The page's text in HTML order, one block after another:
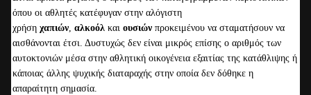
όπου οι αθλητές κατέφυγαν στην αλόγιστη
χρήση χαπιών, αλκοόλ και ουσιών προκειμένου να σταματήσουν να
αισθάνονται έτσι. Δυστυχώς δεν είναι μικρός επίσης ο αριθμός των
αυτοκτονιών μέσα στην αθλητική οικογένεια εξαιτίας της κατάθλιψης ή
κάποιας άλλης ψυχικής διαταραχής στην οποία δεν δόθηκε η
απαραίτητη σημασία.
;
0